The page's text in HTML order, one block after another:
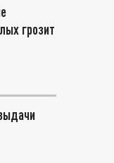
грозит